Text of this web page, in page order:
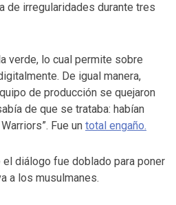
de irregularidades durante tres
verde, lo cual permite sobre
De igual manera,
de producción se quejaron
de que se trataba: habían
Fue un total engaño.
diálogo fue doblado para poner
a los musulmanes.